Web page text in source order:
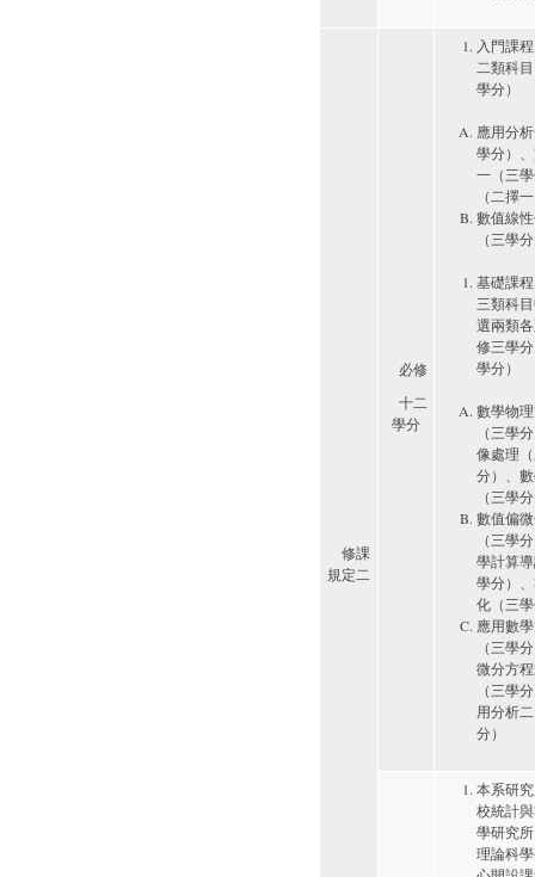
修課
規定二
​必修
十二
學分
入門課
二類科
學分）
應用分
學分）
一（三
（二擇
數值線
（三學
基礎課
三類科
選兩類
修三學
學分）
數學物
（三學
像處理
分）、
（三學
數值偏
（三學
學計算
學分）
化（三
應用數
（三學
微分方
（三學
用分析
分）
本系研
校統計
學研究
理論科